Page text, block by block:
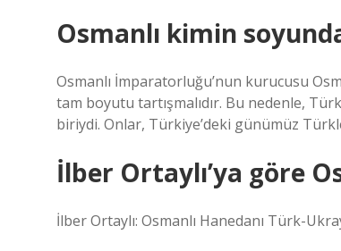
Osmanlı kimin
Osmanlı İmparatorluğu’nun kurucusu
tam boyutu tartışmalıdır. Bu nedenle,
biriydi. Onlar, Türkiye’deki günümüz
İlber Ortaylı’ya göre
İlber Ortaylı: Osmanlı Hanedanı Türk-